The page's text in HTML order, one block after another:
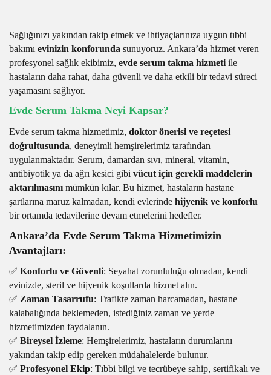
Sağlığınızı yakından takip etmek ve ihtiyaçlarınıza uygun tıbbi
bakımı evinizin konforunda sunuyoruz. Ankara’da hizmet veren
profesyonel sağlık ekibimiz, evde serum takma hizmeti ile
hastaların daha rahat, daha güvenli ve daha etkili bir tedavi süreci
yaşamasını sağlıyor.
Evde Serum Takma Neyi Kapsar?
Evde serum takma hizmetimiz, doktor önerisi ve reçetesi
doğrultusunda, deneyimli hemşirelerimiz tarafından
uygulanmaktadır. Serum, damardan sıvı, mineral, vitamin,
antibiyotik ya da ağrı kesici gibi vücut için gerekli maddelerin
aktarılmasını mümkün kılar. Bu hizmet, hastaların hastane
şartlarına maruz kalmadan, kendi evlerinde hijyenik ve konforlu
bir ortamda tedavilerine devam etmelerini hedefler.
Ankara’da Evde Serum Takma Hizmetimizin
Avantajları:
✅ Konforlu ve Güvenli: Seyahat zorunluluğu olmadan, kendi
evinizde, steril ve hijyenik koşullarda hizmet alın.
✅ Zaman Tasarrufu: Trafikte zaman harcamadan, hastane
kalabalığında beklemeden, istediğiniz zaman ve yerde
hizmetimizden faydalanın.
✅ Bireysel İzleme: Hemşirelerimiz, hastaların durumlarını
yakından takip edip gereken müdahalelerde bulunur.
✅ Profesyonel Ekip: Tıbbi bilgi ve tecrübeye sahip, sertifikalı ve